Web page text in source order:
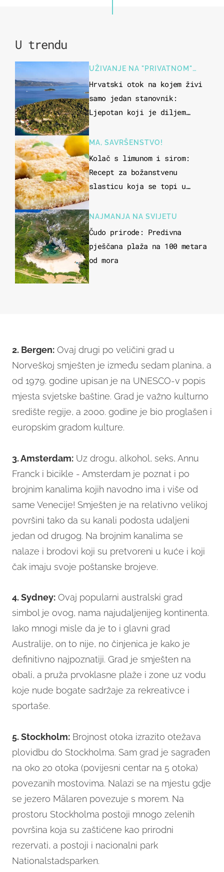
U trendu
UŽIVANJE NA "PRIVATNOM"
OTOKU
Hrvatski otok na kojem živi
samo jedan stanovnik:
Ljepotan koji je diljem
"bijelom zlatu"
MA, SAVRŠENSTVO!
Kolač s limunom i sirom:
Recept za božanstvenu
slasticu koja se topi u
NAJMANJA NA SVIJETU
Čudo prirode: Predivna
pješčana plaža na 100 metara
od mora
2. Bergen: Ovaj drugi po veličini grad u
Norveškoj smješten je između sedam planina, a
od 1979. godine upisan je na UNESCO-v popis
mjesta svjetske baštine. Grad je važno kulturno
središte regije, a 2000. godine je bio proglašen i
europskim gradom kulture.
3. Amsterdam: Uz drogu, alkohol, seks, Annu
Franck i bicikle - Amsterdam je poznat i po
brojnim kanalima kojih navodno ima i više od
same Venecije! Smješten je na relativno velikoj
površini tako da su kanali podosta udaljeni
jedan od drugog. Na brojnim kanalima se
nalaze i brodovi koji su pretvoreni u kuće i koji
čak imaju svoje poštanske brojeve.
4. Sydney: Ovaj popularni australski grad
simbol je ovog, nama najudaljenijeg kontinenta.
Iako mnogi misle da je to i glavni grad
Australije, on to nije, no činjenica je kako je
definitivno najpoznatiji. Grad je smješten na
obali, a pruža prvoklasne plaže i zone uz vodu
koje nude bogate sadržaje za rekreativce i
sportaše.
5. Stockholm: Brojnost otoka izrazito otežava
plovidbu do Stockholma. Sam grad je sagrađen
na oko 20 otoka (povijesni centar na 5 otoka)
povezanih mostovima. Nalazi se na mjestu gdje
se jezero Mälaren povezuje s morem. Na
prostoru Stockholma postoji mnogo zelenih
površina koja su zaštićene kao prirodni
rezervati, a postoji i nacionalni park
Nationalstadsparken.